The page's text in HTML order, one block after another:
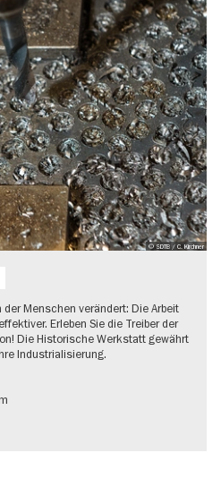
© SDTB / C. Kirchner
Menschen verändert: Die Arbeit
Erleben Sie die Treiber der
Die Historische Werkstatt gewährt
Industrialisierung.